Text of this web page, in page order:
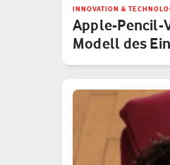
INNOVATION &
Apple-Pencil-
Modell des